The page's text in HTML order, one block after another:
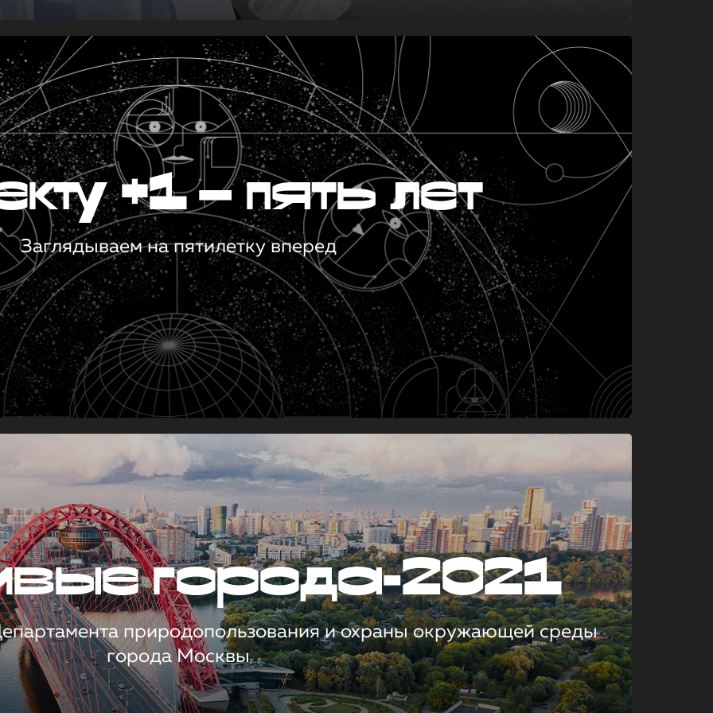
+1 — пять лет
Заглядываем на пятилетку вперед
города-2021
природопользования и охраны окружающей среды
города Москвы